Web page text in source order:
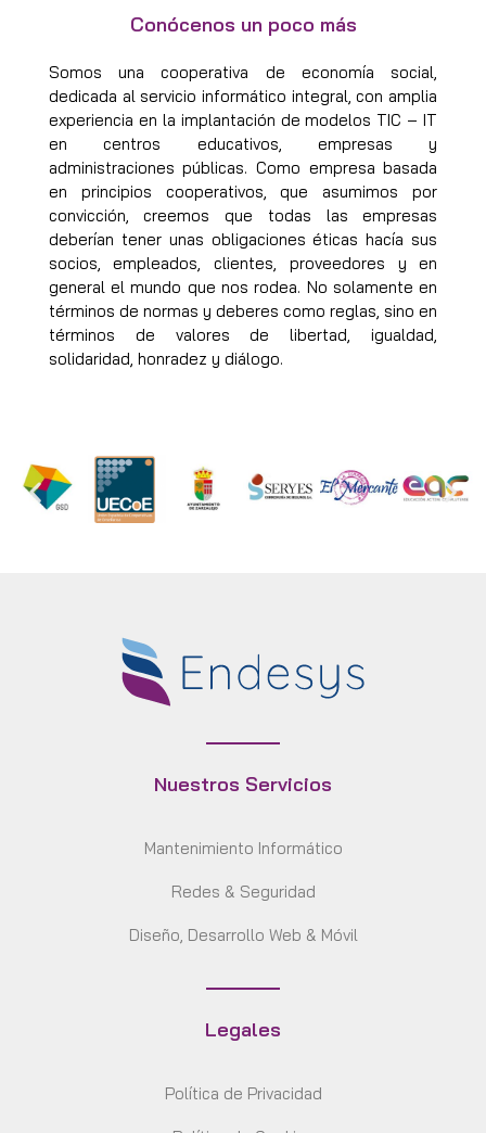
Conócenos un poco más
Somos una cooperativa de economía social,
dedicada al servicio informático integral, con amplia
experiencia en la implantación de modelos TIC – IT
en centros educativos, empresas y
administraciones públicas. Como empresa basada
en principios cooperativos, que asumimos por
convicción, creemos que todas las empresas
deberían tener unas obligaciones éticas hacía sus
socios, empleados, clientes, proveedores y en
general el mundo que nos rodea. No solamente en
términos de normas y deberes como reglas, sino en
términos de valores de libertad, igualdad,
solidaridad, honradez y diálogo.
Nuestros Servicios
Mantenimiento Informático
Redes & Seguridad
Diseño, Desarrollo Web & Móvil
Legales
Política de Privacidad